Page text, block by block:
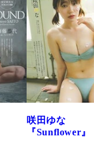
藤水咲桜『花
だまり』